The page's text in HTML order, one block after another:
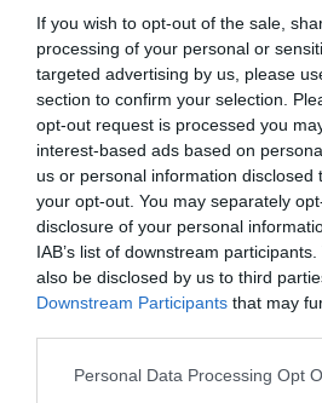
If you wish to opt-out of the sale,
processing of your personal or
targeted advertising by us, please
section to confirm your selection.
opt-out request is processed you
interest-based ads based on
us or personal information disclosed
your opt-out. You may separately
disclosure of your personal
IAB’s list of downstream
also be disclosed by us to third
Downstream Participants that may
Personal Data Processing Opt
Max1a commenté :
– en effet l exploitation de ces L 410
= maintenance , et programmes
un début d explications possible.
– concept , maintenance , facteurs
vraie volonté pour initier ce travail de
type d avion.
– en Afrique j avais eu une discussion
avec un pilot s de L410. Conduite de